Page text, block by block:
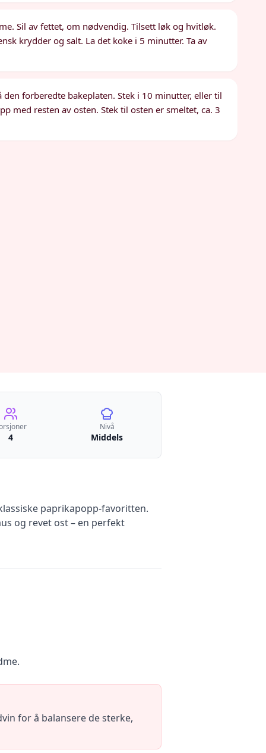
Sil av fettet, om nødvendig. Tilsett løk og hvitløk.
krydder og salt. La det koke i 5 minutter. Ta av
forberedte bakeplaten. Stek i 10 minutter, eller til
med resten av osten. Stek til osten er smeltet, ca. 3
4
Nivå
Middels
paprikapopp-favoritten.
og revet ost – en perfekt
for å balansere de sterke,